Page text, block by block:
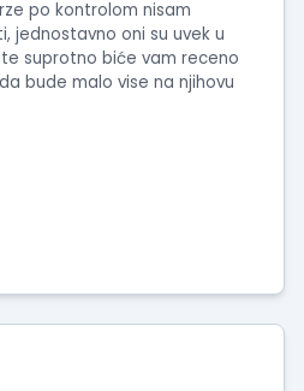
po kontrolom nisam
jednostavno oni su uvek u
suprotno biće vam receno
bude malo vise na njihovu